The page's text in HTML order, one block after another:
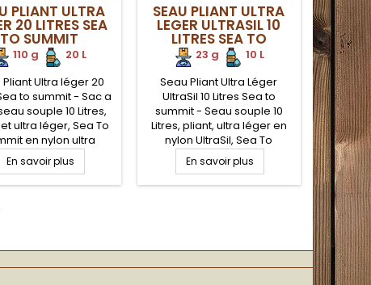
PLIANT ULTRA
20 LITRES SEA
TO SUMMIT
110 g
20 L
Pliant Ultra léger 20
to summit - Sac a
souple 10 Litres,
ultra léger, Sea To
en nylon ultra
auto portant sur
plane. Coutures
étanches.
renforcées. Qualité
En savoir plus
SEAU PLIANT ULTRA
LEGER ULTRASIL 10
LITRES SEA TO
SUMMIT
23 g
10 L
Seau Pliant Ultra Léger
UltraSil 10 Litres Sea to
summit - Seau souple 10
Litres, pliant, ultra léger en
nylon UltraSil, Sea To
Summit en nylon ultra
résistant, auto portant sur
surface plane. Coutures
alimentaire
En savoir plus